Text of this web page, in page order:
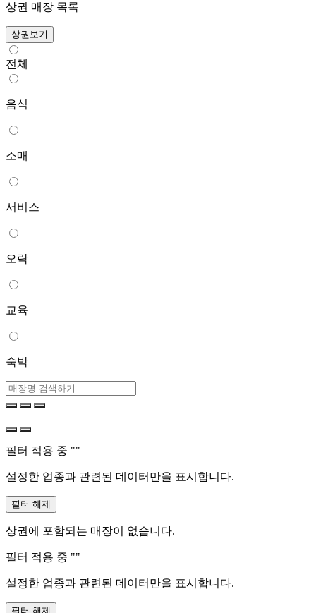
상권 매장 목록
상권보기
전체
음식
소매
서비스
오락
교육
숙박
필터 적용 중 ""
설정한 업종과 관련된 데이터만을 표시합니다.
필터 해제
상권에 포함되는 매장이 없습니다.
필터 적용 중 ""
설정한 업종과 관련된 데이터만을 표시합니다.
필터 해제